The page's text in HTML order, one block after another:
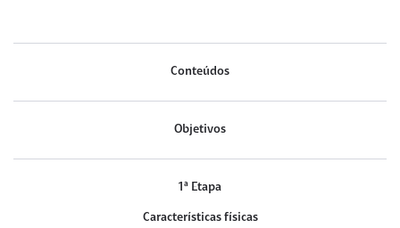
Conteúdos
Objetivos
1ª Etapa
Características físicas